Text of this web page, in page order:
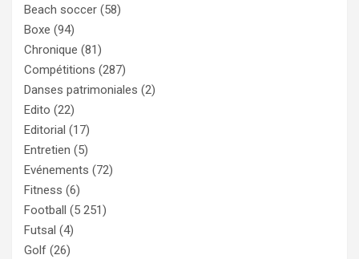
Beach soccer (58)
Boxe (94)
Chronique (81)
Compétitions (287)
Danses patrimoniales (2)
Edito (22)
Editorial (17)
Entretien (5)
Evénements (72)
Fitness (6)
Football (5 251)
Futsal (4)
Golf (26)